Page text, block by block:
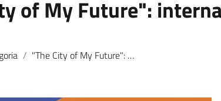
of My Future":
"The City of My Future": international award in memory of Claudia Trillo